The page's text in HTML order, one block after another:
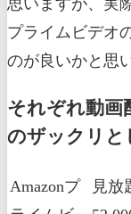
プライムビデオ
のが良いかと思
それぞれ動画
のザックリと
Amazonプ
見放